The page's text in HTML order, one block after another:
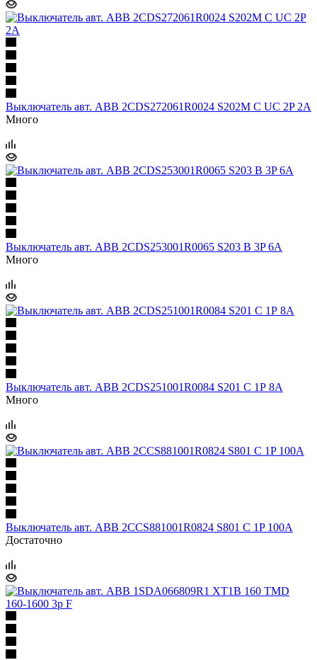
Выключатель авт. ABB 2CDS272061R0024 S202M C UC 2P 2A
Много
Выключатель авт. ABB 2CDS253001R0065 S203 B 3P 6A
Много
Выключатель авт. ABB 2CDS251001R0084 S201 C 1Р 8А
Много
Выключатель авт. ABB 2CCS881001R0824 S801 C 1P 100A
Достаточно